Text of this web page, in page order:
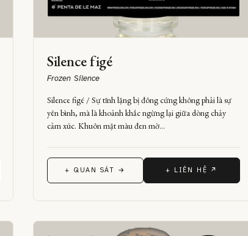
Silence figé
Frozen Silence
Silence figé / Sự tĩnh lặng bị đông cứng không phải là sự
yên bình, mà là khoảnh khắc ngừng lại giữa dòng chảy
cảm xúc. Khuôn mặt màu đen mờ…
+ QUAN SÁT → + LIÊN HỆ ↗